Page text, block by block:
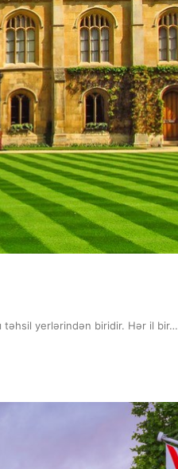
təhsil yerlərindən biridir. Hər il bir…